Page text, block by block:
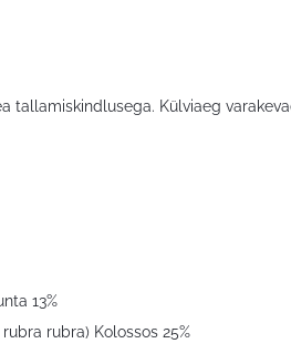
tallamiskindlusega. Külviaeg
13%
rubra) Kolossos 25%